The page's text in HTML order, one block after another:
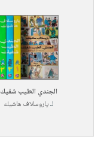
الجندي الطيب شفيك
لـياروسلاف هاشيك